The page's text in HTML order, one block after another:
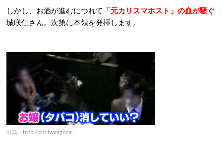
しかし、お酒が進むにつれて
「元カリスマホスト」の血が騒ぐ
城咲仁さん。次第に本領を発揮します。
出典：http://pbs.twimg.com